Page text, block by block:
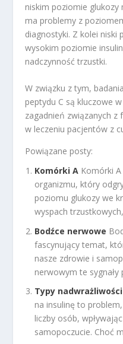
niskim poziomie
ma problemy z
diagnostyki. Z kolei niski
wysokim poziomie
nadczynność trzustki.
W związku z tym,
peptydu C są kluczowe
zagadnień związanych
w leczeniu pacjentów z
Powiązane posty:
Komórki A Komórki
organizmu, który
poziomu glukozy we
wyspach
Bodźce nerwowe
fascynujący temat,
nasze zdrowie i
nerwowym te sygnały
Typy
na insulinę to
liczby osób,
samopoczucie. Choć